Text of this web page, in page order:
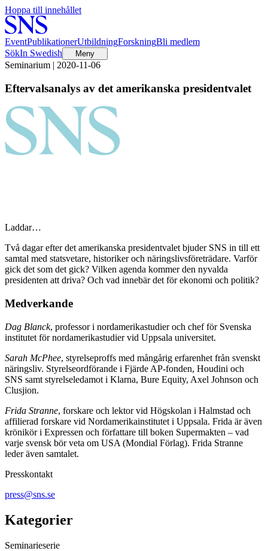
Hoppa till innehållet
EventPublikationerUtbildningForskningBli medlem
SökIn Swedish Meny
Seminarium | 2020-11-06
Eftervalsanalys av det amerikanska presidentvalet
Laddar…
Två dagar efter det amerikanska presidentvalet bjuder SNS in till ett
samtal med statsvetare, historiker och näringslivsföreträdare. Varför
gick det som det gick? Vilken agenda kommer den nyvalda
presidenten att driva? Och vad innebär det för ekonomi och politik?
Medverkande
Dag Blanck, professor i nordamerikastudier och chef för Svenska
institutet för nordamerikastudier vid Uppsala universitet.
Sarah McPhee, styrelseproffs med mångårig erfarenhet från svenskt
näringsliv. Styrelseordförande i Fjärde AP-fonden, Houdini och
SNS samt styrelseledamot i Klarna, Bure Equity, Axel Johnson och
Clusjion.
Frida Stranne, forskare och lektor vid Högskolan i Halmstad och
affilierad forskare vid Nordamerikainstitutet i Uppsala. Frida är även
krönikör i Expressen och författare till boken Supermakten – vad
varje svensk bör veta om USA (Mondial Förlag). Frida Stranne
leder även samtalet.
Presskontakt
press@sns.se
Kategorier
Seminarieserie